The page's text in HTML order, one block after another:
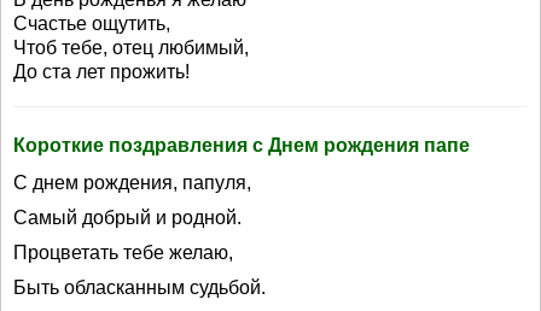
Счастье ощутить,
Чтоб тебе, отец любимый,
До ста лет прожить!
Короткие поздравления с Днем рождения папе
С днем рождения, папуля,
Самый добрый и родной.
Процветать тебе желаю,
Быть обласканным судьбой.